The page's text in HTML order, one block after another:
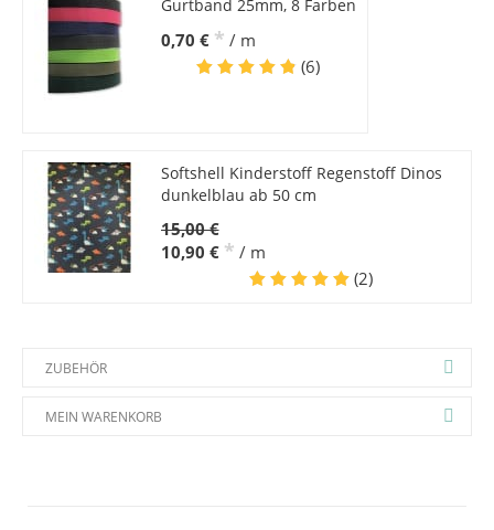
Gurtband 25mm, 8 Farben
0,70 € * / m
(6)
Softshell Kinderstoff Regenstoff Dinos
dunkelblau ab 50 cm
15,00 €
10,90 € * / m
(2)
ZUBEHÖR
MEIN WARENKORB